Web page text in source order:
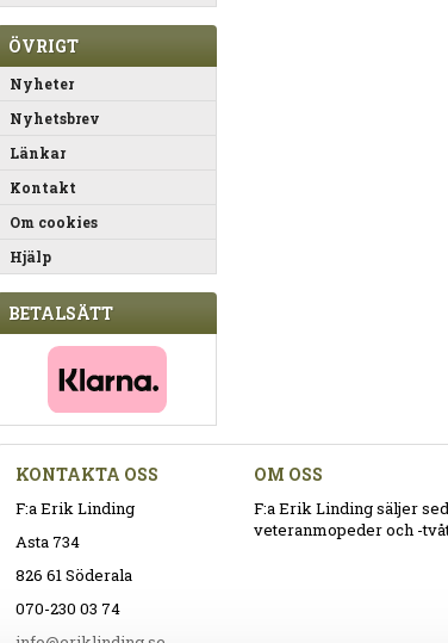
ÖVRIGT
Nyheter
Nyhetsbrev
Länkar
Kontakt
Om cookies
Hjälp
BETALSÄTT
KONTAKTA OSS
F:a Erik Linding
Asta 734
826 61 Söderala
070-230 03 74
OM OSS
F:a Erik Linding säljer
veteranmopeder och -